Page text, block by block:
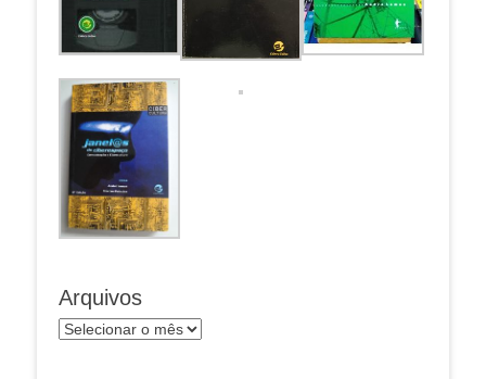
Arquivos
Arquivos